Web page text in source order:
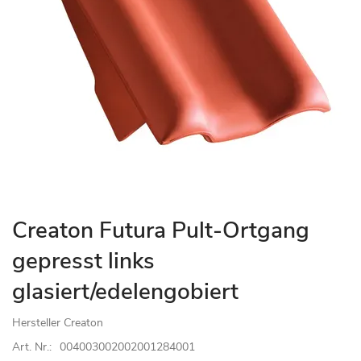
Zum
Anfang
der
Bildgalerie
springen
Creaton Futura Pult-Ortgang
gepresst links
glasiert/edelengobiert
Hersteller Creaton
Art. Nr.: 004003002002001284001